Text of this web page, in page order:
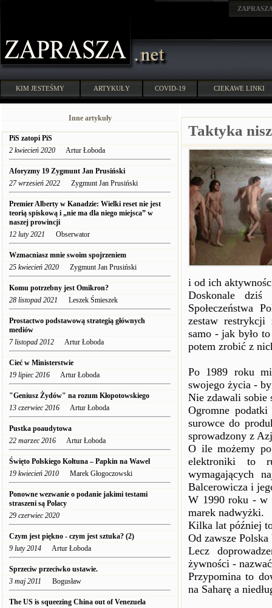
KIM JESTEŚMY ARTYKUŁY COVID-19 CIEKAWE LINKI
Inne artykuły
PiS zatopi PiS
2 kwiecień 2020 Artur Łoboda
Aforyzmy 19 Zygmunt Jan Prusiński
27 wrzesień 2022 Zygmunt Jan Prusiński
Premier Alberty w Kanadzie: Wielki reset nie jest
teorią spiskową i „nie ma dla niego miejsca” w
naszej prowincji
12 luty 2021 Obserwator
Wzmacniasz mnie swoim spojrzeniem
25 kwiecień 2020 Zygmunt Jan Prusiński
Komu potrzebny jest Omikron?
28 listopad 2021 Leszek Śmieszek
Prostactwo podstawową strategią głównych
mediów
7 listopad 2012 Artur Łoboda
Cieć w Ministerstwie
19 lipiec 2016 Artur Łoboda
"Geniusz Żydów" na rozum Kłopotowskiego
13 czerwiec 2016 Artur Łoboda
Pustka poaudytowa
22 marzec 2016 Artur Łoboda
Święto Polskiego Kołtuna – Papkin na Wawel
19 kwiecień 2010 Marek Głogoczowski
Ponowne wezwanie o podanie jakimi testami
straszeni są Polacy
29 czerwiec 2020
Czym jest piękno - czym jest sztuka? (2)
9 luty 2014 Artur Łoboda
Sprzeciw przeciwko ustawie.
3 maj 2011 Bogusław
The US is squeezing China out of Venezuela
Taktyka
i od ich
Doskonale
Społeczeństwa
zestaw restrykcji
samo - jak było
potem zrobić z
Po 1989 roku
swojego życia -
Nie zdawali sobie
Ogromne
surowce do
sprowadzony z
O ile możemy
elektroniki to
wymagających
Balcerowicza i
W 1990 roku - w
marek nadwyżki.
Kilka lat później
Od zawsze
Lecz
żywności -
Przypomina to
na Saharę a